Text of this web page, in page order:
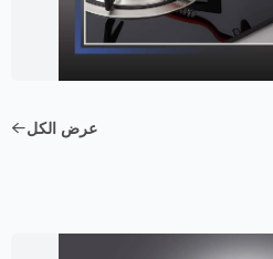
عرض الكل